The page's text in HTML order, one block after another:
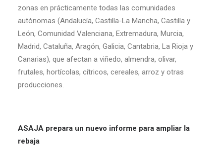
zonas en prácticamente todas las comunidades
autónomas (Andalucía, Castilla-La Mancha, Castilla y
León, Comunidad Valenciana, Extremadura, Murcia,
Madrid, Cataluña, Aragón, Galicia, Cantabria, La Rioja y
Canarias), que afectan a viñedo, almendra, olivar,
frutales, hortícolas, cítricos, cereales, arroz y otras
producciones.
ASAJA prepara un nuevo informe para ampliar la
rebaja